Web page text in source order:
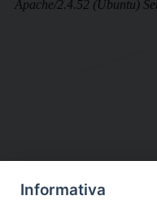
Informativa